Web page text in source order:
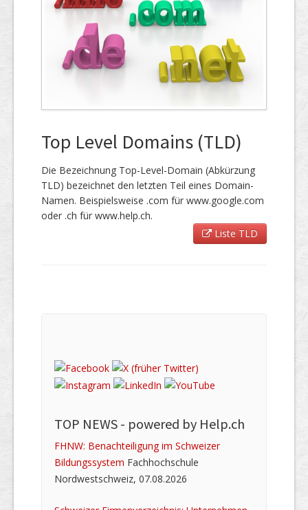
Top Level Domains (TLD)
Die Bezeichnung Top-Level-Domain (Abkürzung
TLD) bezeichnet den letzten Teil eines Domain-
Namen. Beispielsweise .com für www.google.com
oder .ch für www.help.ch.
Liste TLD
TOP NEWS - powered by Help.ch
FHNW: Benachteiligung im Schweizer
Bildungssystem Fachhochschule
Nordwestschweiz, 07.08.2026